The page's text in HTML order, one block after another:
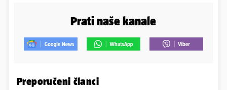
Prati naše kanale
Preporučeni članci